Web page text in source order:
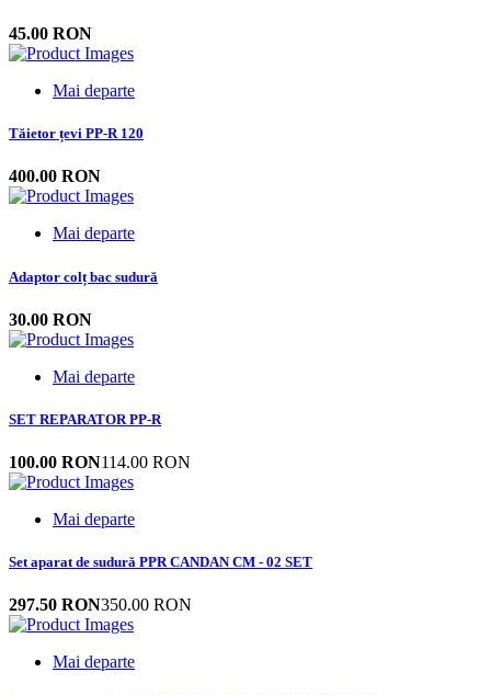
45.00 RON
Mai departe
Tăietor țevi PP-R 120
400.00 RON
Mai departe
Adaptor colț bac sudură
30.00 RON
Mai departe
SET REPARATOR PP-R
100.00 RON114.00 RON
Mai departe
Set aparat de sudură PPR CANDAN CM - 02 SET
297.50 RON350.00 RON
Mai departe